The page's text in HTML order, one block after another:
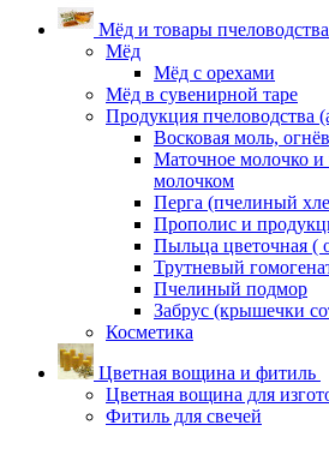
Мёд и товары пчеловодства
Мёд
Мёд с орехами
Мёд в сувенирной таре
Продукция пчеловодства
Восковая моль,
Маточное молочко
молочком
Перга (пчелиный
Прополис и
Пыльца цветочная (
Трутневый
Пчелиный подмор
Забрус (крышечки
Косметика
Цветная вощина и фитиль
Цветная вощина для
Фитиль для свечей